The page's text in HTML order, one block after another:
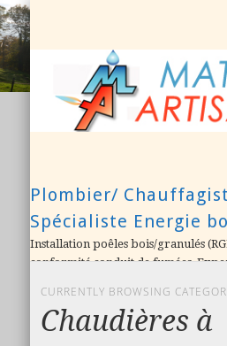
Plombier/
Spécialiste Energie
Installation poêles bois/granulés
conformité conduit de fumées,
CURRENTLY BROWSING
Chaudières à